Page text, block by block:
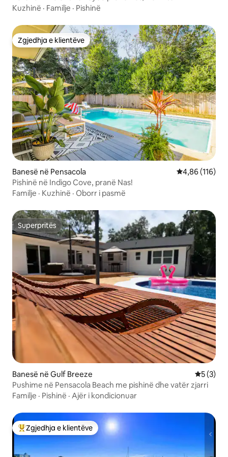
Pensacola
Kuzhinë · Familje · Pishinë
Zgjedhja e klientëve
Zgjedhja e klientëve
Banesë në Pensacola Vlerësimi
4,86 (116)
Pishinë në Indigo Cove, pranë Nas!
Familje · Kuzhinë · Oborr i pasmë
Superpritës
Superpritës
Banesë në Gulf Breeze
5 (3)
Pushime në Pensacola Beach me pishinë dhe vatër zjarri
Familje · Pishinë · Ajër i kondicionuar
Më të mirat e zgjedhjeve të klientëve
Zgjedhja e klientëve